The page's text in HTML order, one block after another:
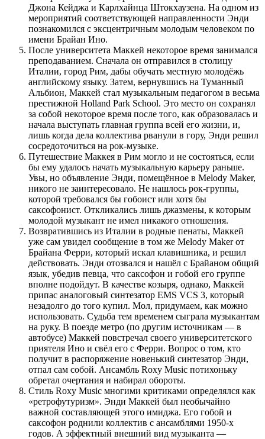
Джона Кейджа и Карлхайнца Штокхаузена. На одном из
мероприятий соответствующей направленности Энди
познакомился с эксцентричным молодым человеком по
имени Брайан Ино.
После университета Маккей некоторое время занимался
преподаванием. Сначала он отправился в столицу
Италии, город Рим, дабы обучать местную молодёжь
английскому языку. Затем, вернувшись на Туманный
Альбион, Маккей стал музыкальным педагогом в весьма
престижной Holland Park School. Это место он сохранял
за собой некоторое время после того, как образовалась и
начала выступать главная группа всей его жизни, и,
лишь когда дела коллектива рванули в гору, Энди решил
сосредоточиться на рок-музыке.
Путешествие Маккея в Рим могло и не состояться, если
бы ему удалось начать музыкальную карьеру раньше.
Увы, но объявление Энди, помещённое в Melody Maker,
никого не заинтересовало. Не нашлось рок-группы,
которой требовался бы гобоист или хотя бы
саксофонист. Откликались лишь джазмены, к которым
молодой музыкант не имел никакого отношения.
Возвратившись из Италии в родные пенаты, Маккей
уже сам увидел сообщение в том же Melody Maker от
Брайана Ферри, который искал клавишника, и решил
действовать. Энди отозвался и нашёл с Брайаном общий
язык, убедив певца, что саксофон и гобой его группе
вполне подойдут. В качестве козыря, однако, Маккей
припас аналоговый синтезатор EMS VCS 3, который
незадолго до того купил. Мол, придумаем, как можно
использовать. Судьба тем временем сыграла музыкантам
на руку. В поезде метро (по другим источникам — в
автобусе) Маккей повстречал своего университетского
приятеля Ино и свёл его с Ферри. Вопрос о том, кто
получит в распоряжение новенький синтезатор Энди,
отпал сам собой. Ансамбль Roxy Music потихоньку
обретал очертания и набирал обороты.
Стиль Roxy Music многими критиками определялся как
«ретрофутуризм». Энди Маккей был необычайно
важной составляющей этого имиджа. Его гобой и
саксофон роднили коллектив с ансамблями 1950-х
годов. А эффектный внешний вид музыканта —